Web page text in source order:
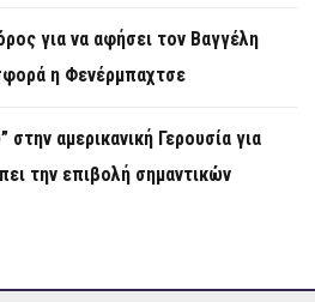
για να αφήσει τον Βαγγέλη
η Φενέρμπαχτσε
στην αμερικανική Γερουσία για
την επιβολή σημαντικών